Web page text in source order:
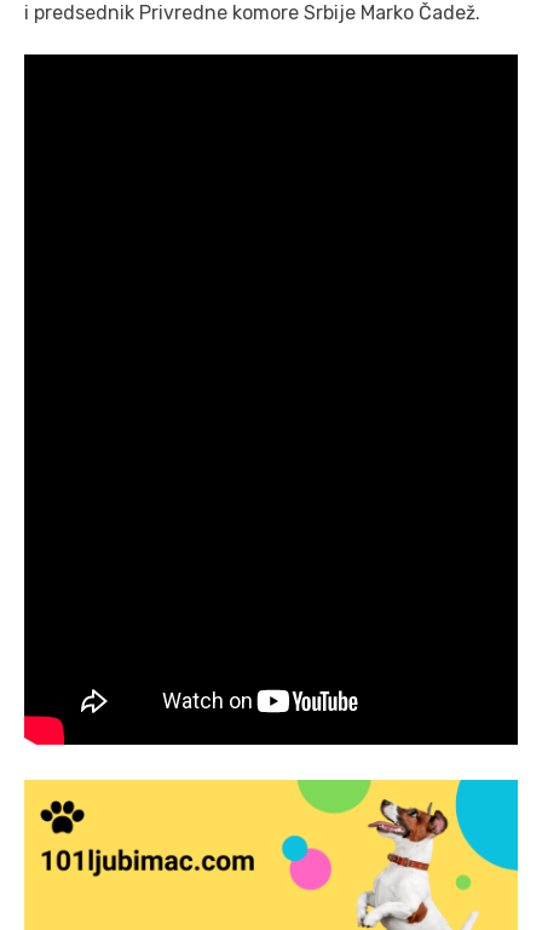
i predsednik Privredne komore Srbije Marko Čadež.